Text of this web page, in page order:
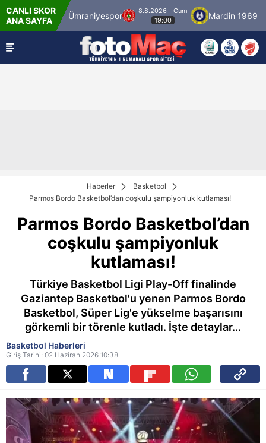
CANLI SKOR
ANA SAYFA
Ümraniyespor
8.8.2026 - Cum
19:00
Mardin 1969
Haberler
Basketbol
Parmos Bordo Basketbol’dan coşkulu şampiyonluk kutlaması!
Parmos Bordo Basketbol’dan
coşkulu şampiyonluk
kutlaması!
Türkiye Basketbol Ligi Play-Off finalinde
Gaziantep Basketbol'u yenen Parmos Bordo
Basketbol, Süper Lig'e yükselme başarısını
görkemli bir törenle kutladı. İşte detaylar...
Basketbol Haberleri
Giriş Tarihi: 02 Haziran 2026 10:38